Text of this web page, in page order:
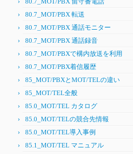
80.7_MOT/PBX 転送
80.7_MOT/PBX 通話モニター
80.7_MOT/PBX 通話録音
80.7_MOT/PBXで構内放送を利用
80.7_MOT/PBX着信履歴
85_MOT/PBXとMOT/TELの違い
85_MOT/TEL全般
85.0_MOT/TEL カタログ
85.0_MOT/TELの競合先情報
85.0_MOT/TEL導入事例
85.1_MOT/TEL マニュアル